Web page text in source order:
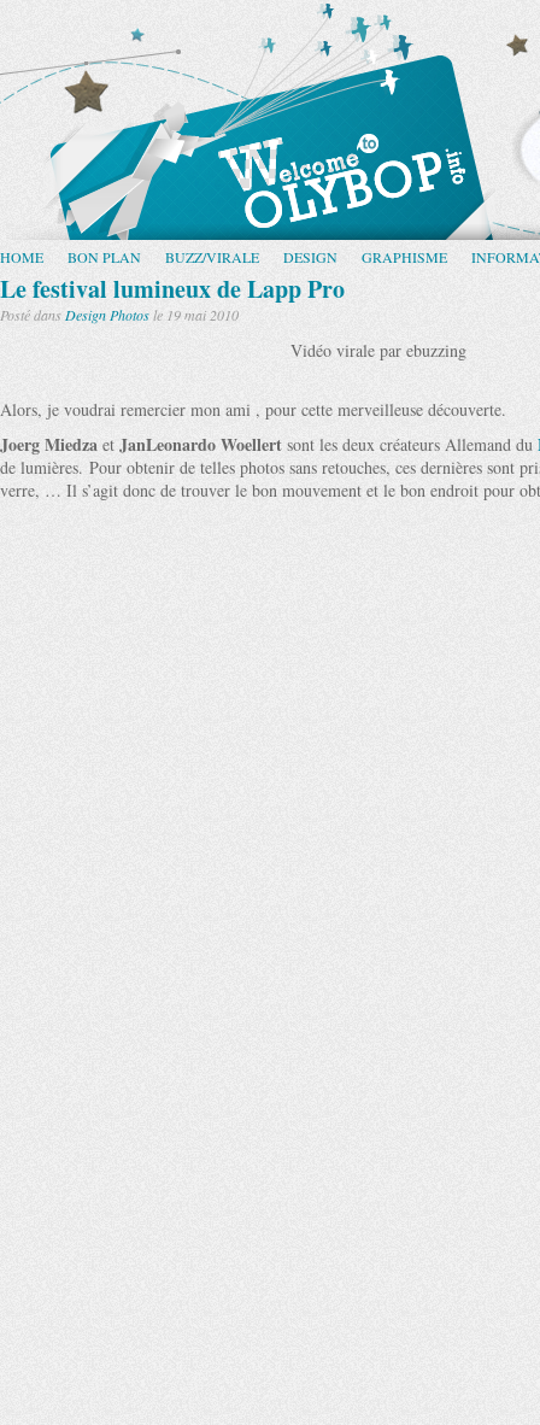
HOME BON PLAN BUZZ/VIRALE DESIGN GRAPHISME
Le festival lumineux de Lapp Pro
Posté dans Design Photosle 19 mai 2010
Vidéo virale par ebuzzing
Alors, je voudrai remercier mon ami , pour cette merveilleuse découverte.
Joerg Miedza et JanLeonardo Woellert sont les deux créateurs Allemand du
de lumières. Pour obtenir de telles photos sans retouches, ces dernières sont
verre, … Il s’agit donc de trouver le bon mouvement et le bon endroit pour